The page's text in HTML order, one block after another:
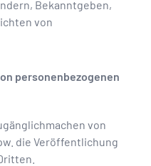
Bekanntgeben,
von
personenbezogenen
von
die Veröffentlichung